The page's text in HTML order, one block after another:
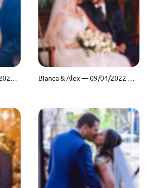
Mirella & Daniel — 22/04/2022 — Sítio São Jorge Bianca & Alex — 09/04/2022 — A Casa Eventos